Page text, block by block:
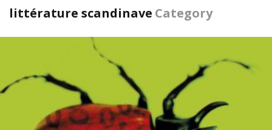
littérature scandinave Category